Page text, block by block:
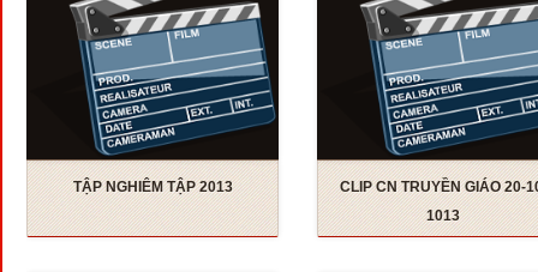
TẬP NGHIÊM TẬP 2013
CLIP CN TRUYỀN GIÁO 20-
1013